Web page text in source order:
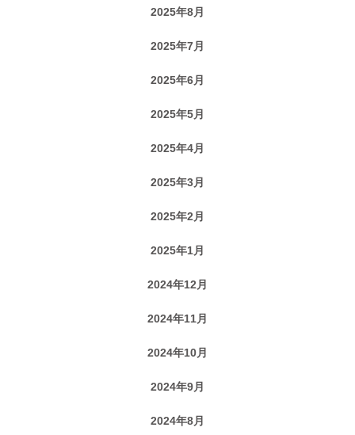
2025年8月
2025年7月
2025年6月
2025年5月
2025年4月
2025年3月
2025年2月
2025年1月
2024年12月
2024年11月
2024年10月
2024年9月
2024年8月